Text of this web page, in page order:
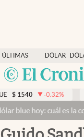
ÚLTIMAS
NOTICIAS
DÓLAR
BLUE
Dólar
Members
Economía y Política
Finanzas y Mercados
Mercados Online
-0.32 % DÓLAR
es la cotización del